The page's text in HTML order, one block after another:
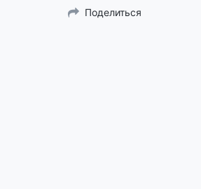
Поделиться